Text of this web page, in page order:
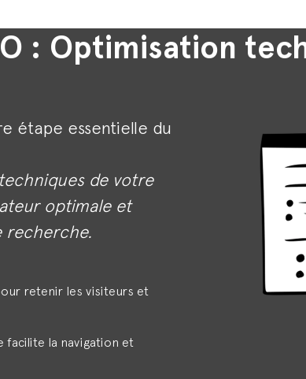
: Optimisation
étape essentielle du
de votre
optimale et
recherche.
retenir les visiteurs et
facilite la navigation et